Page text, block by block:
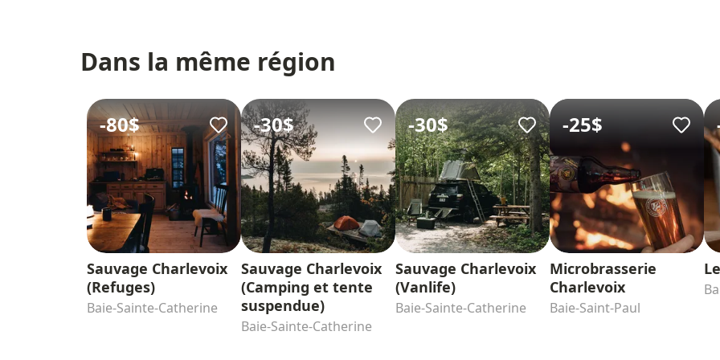
Dans la même région
-80$
Sauvage Charlevoix
(Refuges)
Baie-Sainte-Catherine
-30$
Sauvage Charlevoix
(Camping et tente
suspendue)
Baie-Sainte-Catherine
-30$
Sauvage Charlevoix
(Vanlife)
Baie-Sainte-Catherine
-25$
Microbrasserie
Charlevoix
Baie-Saint-Paul